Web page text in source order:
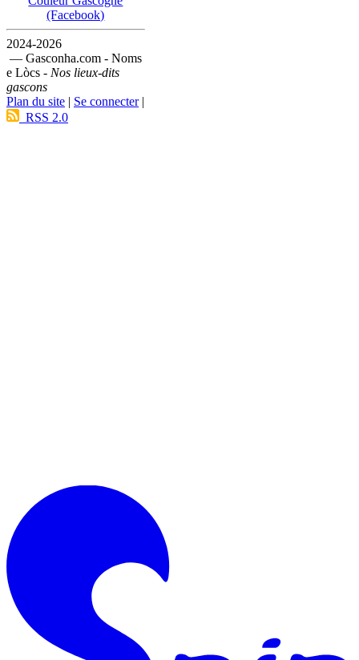
(Facebook)
2024-2026
— Gasconha.com - Noms
e Lòcs - Nos lieux-dits
gascons
Plan du site | Se connecter|
RSS 2.0